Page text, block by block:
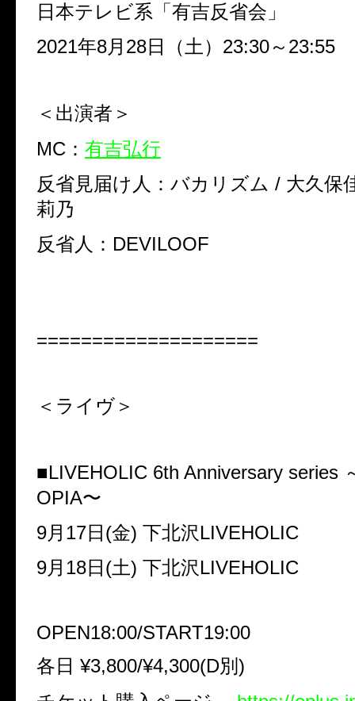
日本テレビ系「有吉反省会」
2021年8月28日（土）23:30～23:55
＜出演者＞
MC： 有吉弘行
反省見届け人：バカリズム / 大久保
莉乃
反省人：DEVILOOF
====================
＜ライヴ＞
■LIVEHOLIC 6th Anniversary series
OPIA〜
9月17日(金) 下北沢LIVEHOLIC
9月18日(土) 下北沢LIVEHOLIC
OPEN18:00/START19:00
各日 ¥3,800/¥4,300(D別)